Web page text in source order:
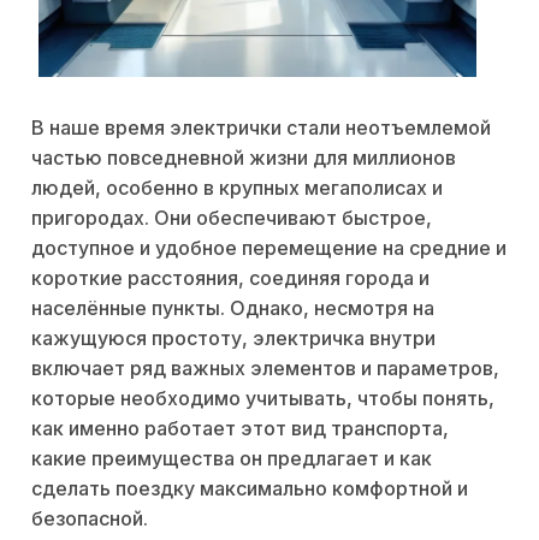
В наше время электрички стали неотъемлемой
частью повседневной жизни для миллионов
людей, особенно в крупных мегаполисах и
пригородах. Они обеспечивают быстрое,
доступное и удобное перемещение на средние и
короткие расстояния, соединяя города и
населённые пункты. Однако, несмотря на
кажущуюся простоту, электричка внутри
включает ряд важных элементов и параметров,
которые необходимо учитывать, чтобы понять,
как именно работает этот вид транспорта,
какие преимущества он предлагает и как
сделать поездку максимально комфортной и
безопасной.